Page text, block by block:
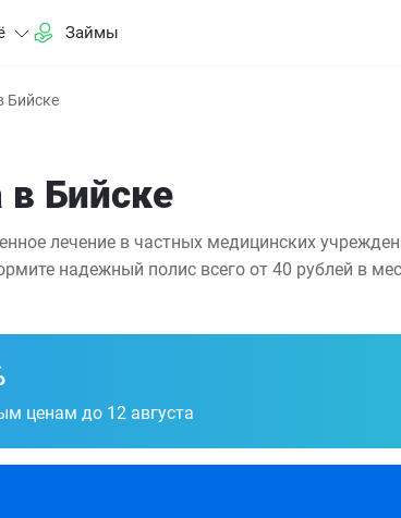
Займы
Бийске
в Бийске
лечение в частных медицинских
надежный полис всего от 40 рублей в
ценам до 12 августа